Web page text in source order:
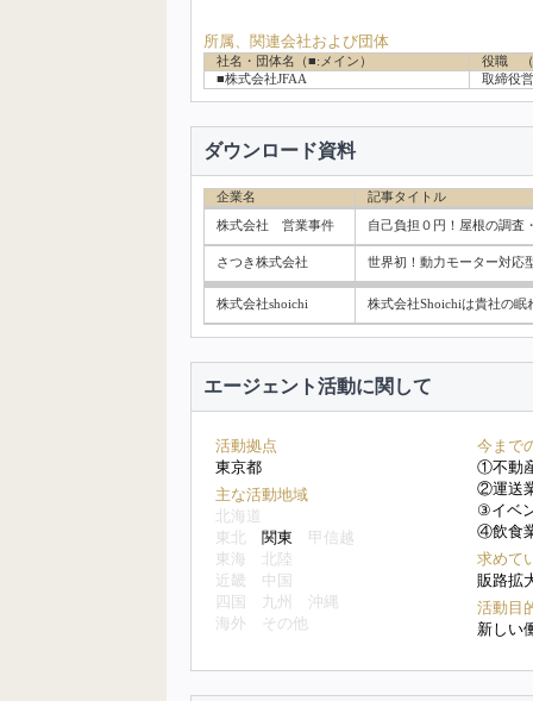
所属、関連会社および団体
社名・団体名（■:メイン）
役職 （
■株式会社JFAA
取締役
ダウンロード資料
企業名 記事タイトル
株式会社 営業事件 自己負担０円！屋根の調査
さつき株式会社 世界初！動力モーター対応
株式会社shoichi 株式会社Shoichiは貴社の
エージェント活動に関して
活動拠点
東京都
主な活動地域
北海道
東北 関東 甲信越
東海
北陸
近畿
中国
四国
九州
沖縄
海外
その他
今まで
①不動
②運送
③イベ
④飲食
求めて
販路拡
活動目
新しい